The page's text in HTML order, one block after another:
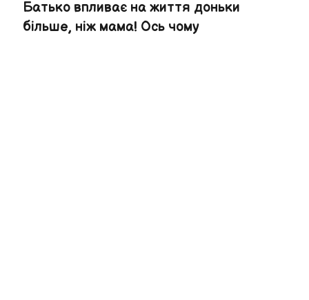
Батько впливає на життя доньки
більше, ніж мама! Ось чому